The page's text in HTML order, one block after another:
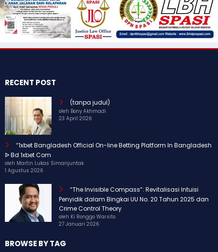
RECENT POST
(tanpa judul)
oleh Bony Akhmadi
23 April 2026
“1xbet Bangladesh Official On-line Betting Platform In Bangladesh
ᐉ Bd 1xbet Com
oleh Martin Lukas Simanjuntak
1 Agustus 2026
“The Invisible Compass”: Revitalisasi Intuisi
Penyidik dalam Bingkai UU No. 20 Tahun 2025 dan
Crime Control Theory
oleh Ki Ronggo Warsito
27 Januari 2026
BROWSE BY TAG